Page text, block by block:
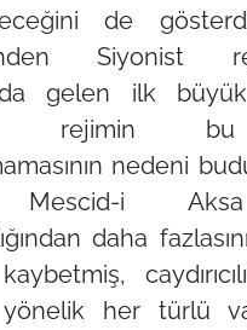
de
Siyonist
gelen ilk
rejimin bu
nedeni
i Aksa
daha
her türlü